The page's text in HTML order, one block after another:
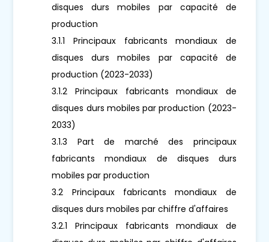
disques durs mobiles par capacité de
production
3.1.1 Principaux fabricants mondiaux de
disques durs mobiles par capacité de
production (2023-2033)
3.1.2 Principaux fabricants mondiaux de
disques durs mobiles par production (2023-
2033)
3.1.3 Part de marché des principaux
fabricants mondiaux de disques durs
mobiles par production
3.2 Principaux fabricants mondiaux de
disques durs mobiles par chiffre d'affaires
3.2.1 Principaux fabricants mondiaux de